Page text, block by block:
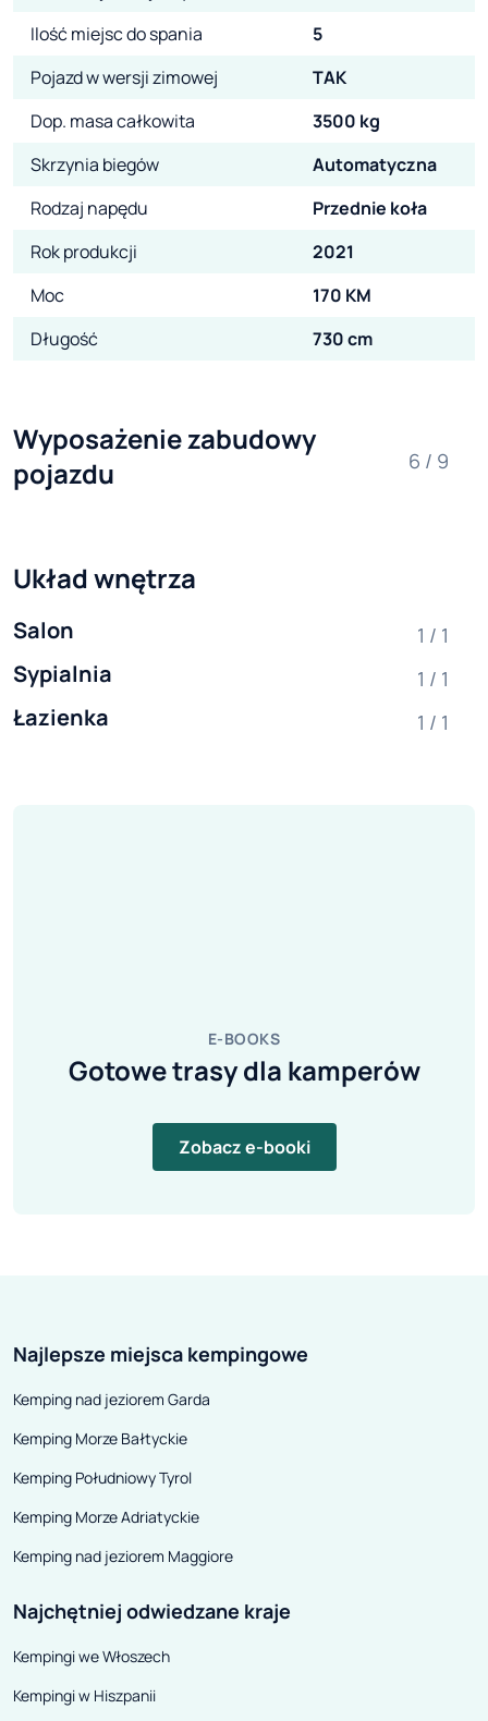
Ilość miejsc do spania
5
Pojazd w wersji zimowej
TAK
Dop. masa całkowita
3500 kg
Skrzynia biegów
Automatyczna
Rodzaj napędu
Przednie koła
Rok produkcji
2021
Moc
170 KM
Długość
730 cm
Wyposażenie zabudowy
pojazdu
6 / 9
Układ wnętrza
Salon 1 / 1
Sypialnia 1 / 1
Łazienka 1 / 1
E-BOOKS
Gotowe trasy dla kamperów
Zobacz e-booki
Najlepsze miejsca kempingowe
Kemping nad jeziorem Garda
Kemping Morze Bałtyckie
Kemping Południowy Tyrol
Kemping Morze Adriatyckie
Kemping nad jeziorem Maggiore
Najchętniej odwiedzane kraje
Kempingi we Włoszech
Kempingi w Hiszpanii